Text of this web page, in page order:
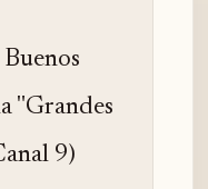
"Grandes
9)